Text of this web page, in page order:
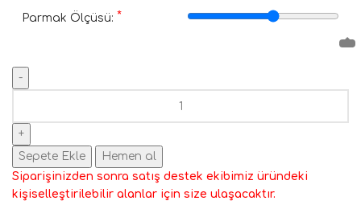
Parmak Ölçüsü: *
Sepete Ekle
Hemen al
Siparişinizden sonra satış destek ekibimiz üründeki
kişiselleştirilebilir alanlar için size ulaşacaktır.